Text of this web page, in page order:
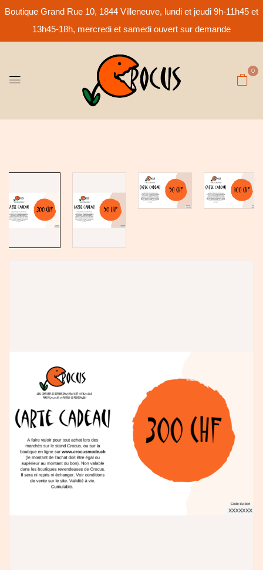
Boutique Grand Rue 10, 1844 Villeneuve, lundi et jeudi 9h-11h45 et
13h45-18h, mercredi et samedi ouvert sur demande
0